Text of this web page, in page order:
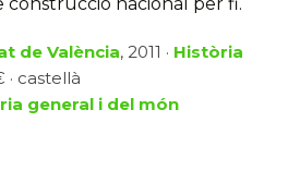
de València, 2011 · Història
· castellà
general i del món